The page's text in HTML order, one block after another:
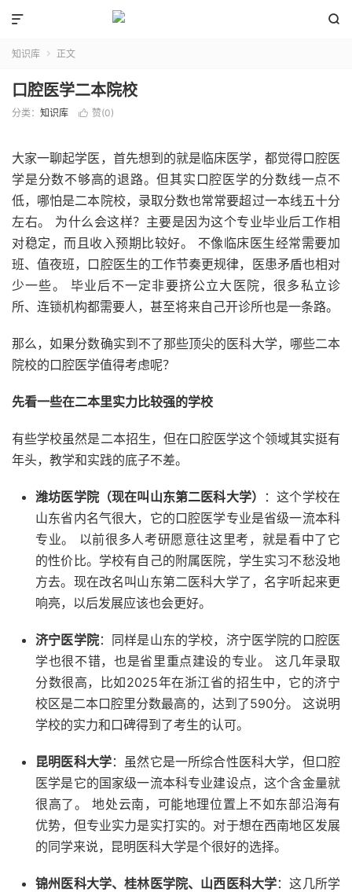


知识库  正文
口腔医学二本院校
分类： 知识库  赞(0)
大家一聊起学医，首先想到的就是临床医学，都觉得口腔医
学是分数不够高的退路。但其实口腔医学的分数线一点不
低，哪怕是二本院校，录取分数也常常要超过一本线五十分
左右。 为什么会这样？主要是因为这个专业毕业后工作相
对稳定，而且收入预期比较好。 不像临床医生经常需要加
班、值夜班，口腔医生的工作节奏更规律，医患矛盾也相对
少一些。 毕业后不一定非要挤公立大医院，很多私立诊
所、连锁机构都需要人，甚至将来自己开诊所也是一条路。
那么，如果分数确实到不了那些顶尖的医科大学，哪些二本
院校的口腔医学值得考虑呢？
先看一些在二本里实力比较强的学校
有些学校虽然是二本招生，但在口腔医学这个领域其实挺有
年头，教学和实践的底子不差。
潍坊医学院（现在叫山东第二医科大学）
：这个学校在
山东省内名气很大，它的口腔医学专业是省级一流本科
专业。 以前很多人考研愿意往这里考，就是看中了它
的性价比。学校有自己的附属医院，学生实习不愁没地
方去。现在改名叫山东第二医科大学了，名字听起来更
响亮，以后发展应该也会更好。
济宁医学院：同样是山东的学校，济宁医学院的口腔医
学也很不错，也是省里重点建设的专业。 这几年录取
分数很高，比如2025年在浙江省的招生中，它的济宁
校区是二本口腔里分数最高的，达到了590分。 这说明
学校的实力和口碑得到了考生的认可。
昆明医科大学：虽然它是一所综合性医科大学，但口腔
医学是它的国家级一流本科专业建设点，这个含金量就
很高了。 地处云南，可能地理位置上不如东部沿海有
优势，但专业实力是实打实的。对于想在西南地区发展
的同学来说，昆明医科大学是个很好的选择。
锦州医科大学、桂林医学院、山西医科大学：这几所学